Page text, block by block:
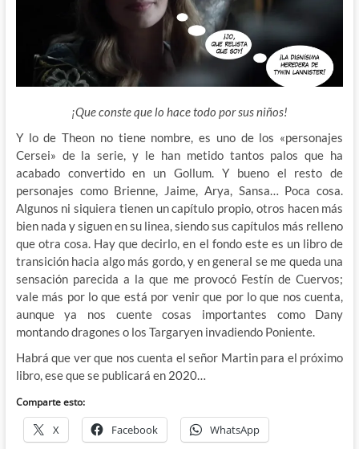
¡Que conste que lo hace todo por sus niños!
Y lo de Theon no tiene nombre, es uno de los «personajes
Cersei» de la serie, y le han metido tantos palos que ha
acabado convertido en un Gollum. Y bueno el resto de
personajes como Brienne, Jaime, Arya, Sansa… Poca cosa.
Algunos ni siquiera tienen un capítulo propio, otros hacen más
bien nada y siguen en su linea, siendo sus capítulos más relleno
que otra cosa. Hay que decirlo, en el fondo este es un libro de
transición hacia algo más gordo, y en general se me queda una
sensación parecida a la que me provocó Festín de Cuervos;
vale más por lo que está por venir que por lo que nos cuenta,
aunque ya nos cuente cosas importantes como Dany
montando dragones o los Targaryen invadiendo Poniente.
Habrá que ver que nos cuenta el señor Martin para el próximo
libro, ese que se publicará en 2020…
Comparte esto:
X Facebook WhatsApp